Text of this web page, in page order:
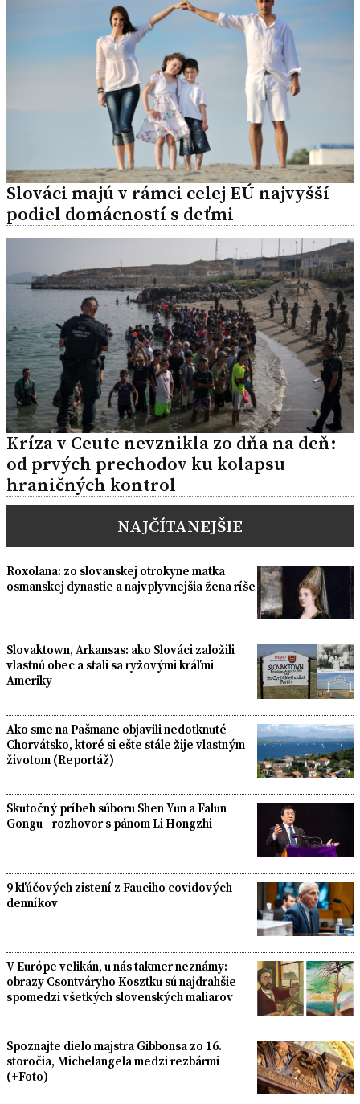
Slováci majú v rámci celej EÚ najvyšší
podiel domácností s deťmi
Kríza v Ceute nevznikla zo dňa na deň:
od prvých prechodov ku kolapsu
hraničných kontrol
NAJČÍTANEJŠIE
Roxolana: zo slovanskej otrokyne matka
osmanskej dynastie a najvplyvnejšia žena ríše
Slovaktown, Arkansas: ako Slováci založili
vlastnú obec a stali sa ryžovými kráľmi
Ameriky
Ako sme na Pašmane objavili nedotknuté
Chorvátsko, ktoré si ešte stále žije vlastným
životom (Reportáž)
Skutočný príbeh súboru Shen Yun a Falun
Gongu - rozhovor s pánom Li Hongzhi
9 kľúčových zistení z Fauciho covidových
denníkov
V Európe velikán, u nás takmer neznámy:
obrazy Csontváryho Kosztku sú najdrahšie
spomedzi všetkých slovenských maliarov
Spoznajte dielo majstra Gibbonsa zo 16.
storočia, Michelangela medzi rezbármi
(+Foto)